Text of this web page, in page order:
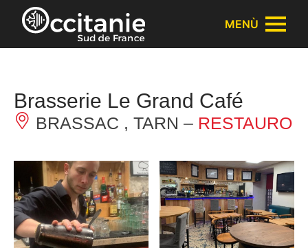
Pannello di gestione dei cookies
MENÙ
Brasserie Le Grand Café
BRASSAC , TARN – RESTAURO